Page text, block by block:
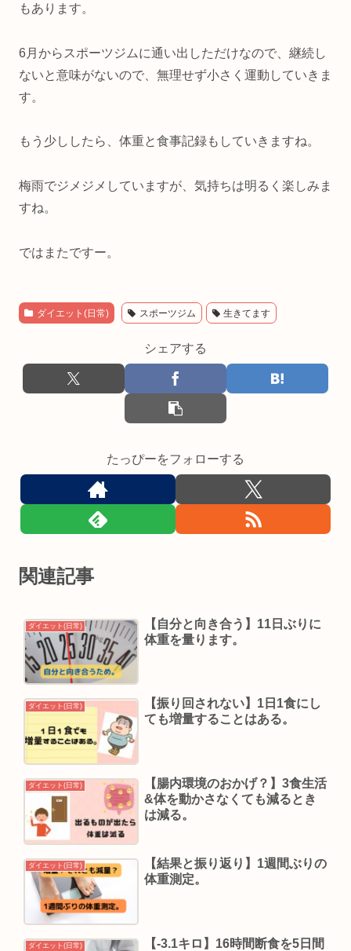
もあります。
6月からスポーツジムに通い出しただけなので、継続し
ないと意味がないので、無理せず小さく運動していきま
す。
もう少ししたら、体重と食事記録もしていきますね。
梅雨でジメジメしていますが、気持ちは明るく楽しみま
すね。
ではまたですー。
ダイエット(日常) スポーツジム 生きてます
シェアする
たっぴーをフォローする
関連記事
ダイエット(日常)
【自分と向き合う】11日ぶりに
体重を量ります。
ダイエット(日常)
【振り回されない】1日1食にし
ても増量することはある。
ダイエット(日常)
【腸内環境のおかげ？】3食生活
&体を動かさなくても減るとき
は減る。
ダイエット(日常)
【結果と振り返り】1週間ぶりの
体重測定。
ダイエット(日常)
【-3.1キロ】16時間断食を5日間